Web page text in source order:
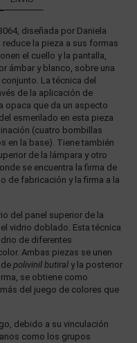
diseñada por Daniela
reduce la pieza a sus formas
el cuello y la pantalla,
ámbar y blanco, sobre una
La técnica del
de la aplicación de
opaca que da un aspecto
esmerilado en esta pieza
(cuatro bombillas
en la base). Tiene también
de la lámpara y otro
se encuentra la firma de
de fabricación y la firma a la
del panel superior de la
vidrio doblado. Esta técnica
de diferentes
Ambas piezas se unen
polivinil butiral y la posterior
se obtiene como
del juego de colores que
debido a su vinculación
como los grupos